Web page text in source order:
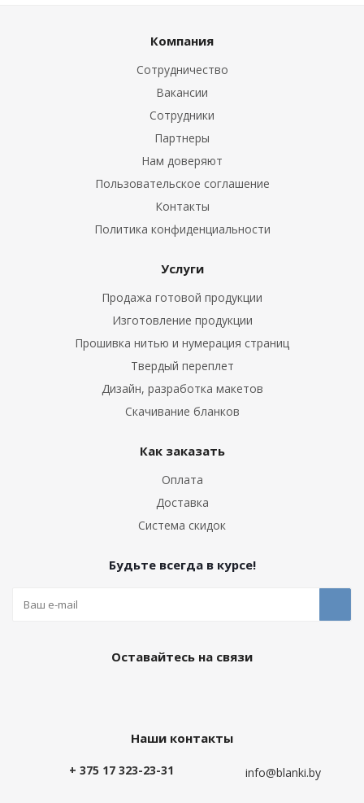
Компания
Сотрудничество
Вакансии
Сотрудники
Партнеры
Нам доверяют
Пользовательское соглашение
Контакты
Политика конфиденциальности
Услуги
Продажа готовой продукции
Изготовление продукции
Прошивка нитью и нумерация страниц
Твердый переплет
Дизайн, разработка макетов
Скачивание бланков
Как заказать
Оплата
Доставка
Система скидок
Будьте всегда в курсе!
Оставайтесь на связи
Наши контакты
+ 375 17 323-23-31 info@blanki.by